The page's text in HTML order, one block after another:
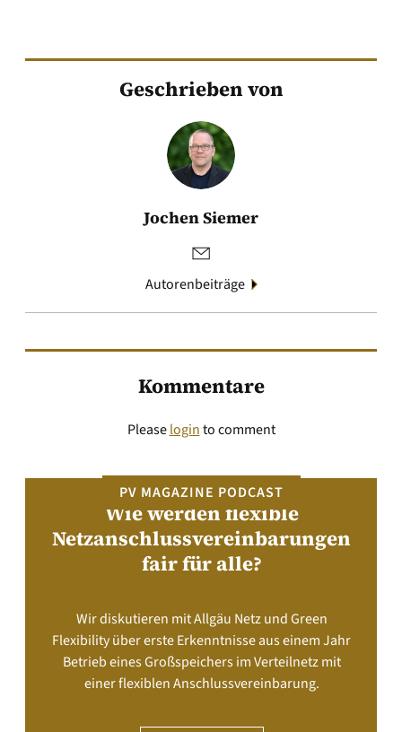
Geschrieben von
Jochen Siemer
Autorenbeiträge
Kommentare
Pleaseloginto comment
PV MAGAZINE PODCAST
Wie werden flexible
Netzanschlussvereinbarungen
fair für alle?
Wir diskutieren mit Allgäu Netz und Green
Flexibility über erste Erkenntnisse aus einem Jahr
Betrieb eines Großspeichers im Verteilnetz mit
einer flexiblen Anschlussvereinbarung.